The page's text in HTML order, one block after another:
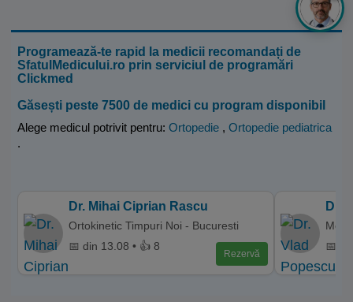
Programează-te rapid la medicii recomandați de
SfatulMedicului.ro prin serviciul de programări
Clickmed
Găsești peste 7500 de medici cu program disponibil
Alege medicul potrivit pentru: Ortopedie , Ortopedie pediatrica
.
Dr. Mihai Ciprian Rascu
Ortokinetic Timpuri Noi - Bucuresti
📅 din 13.08 • 👍 8
Rezervă
Dr.
📅